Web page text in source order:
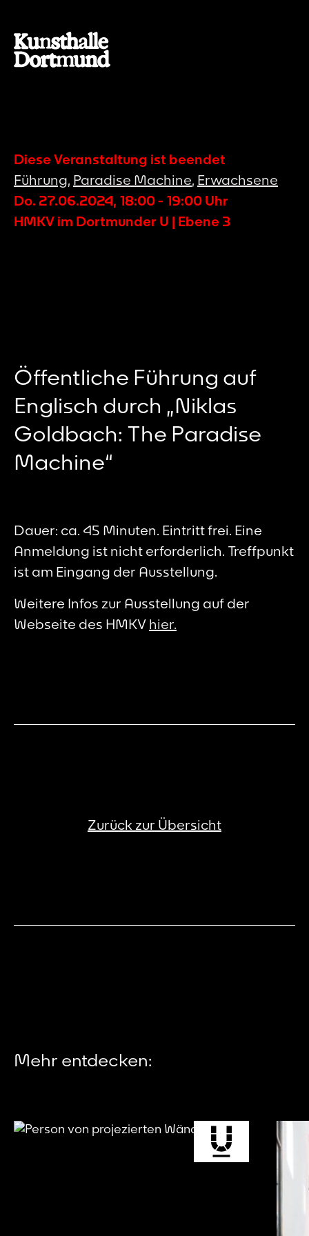
Diese Veranstaltung ist beendet
Führung, Paradise Machine, Erwachsene
Do. 27.06.2024, 18:00- 19:00 Uhr
HMKV im Dortmunder U | Ebene 3
Öffentliche Führung auf
Englisch durch „Niklas
Goldbach: The Paradise
Machine“
Dauer: ca. 45 Minuten. Eintritt frei. Eine
Anmeldung ist nicht erforderlich. Treffpunkt
ist am Eingang der Ausstellung.
Weitere Infos zur Ausstellung auf der
Webseite des HMKV hier.
Zurück zur Übersicht
Mehr entdecken: